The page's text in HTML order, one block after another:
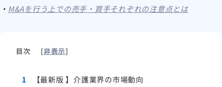
・ M&Aを行う上での売手・買手それぞれの注意点とは
目次 [非表示]
1 【最新版 】介護業界の市場動向